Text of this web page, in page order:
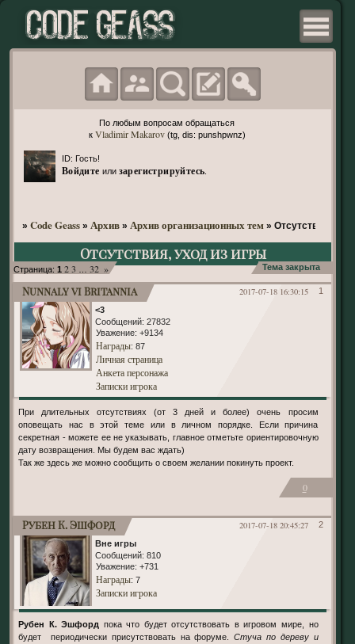
По любым вопросам обращаться
к Vladimir Makarov(tg, dis: punshpwnz)
ID: Гость!
Войдите или зарегистрируйтесь
» Code Geass » Архив » Архив организационных тем » Отсутствия,
Отсутствия, уход из игры
Страница: 1 2 3 32 » Тема закрыта
1
2017-07-18 16:30:15
Nunnaly vi Britannia
<3
Сообщений: 27832
Уважение: +9134
Награды: 87
Личная страница
Анкета персонажа
Записки игрока
При длительных отсутствиях (от 3 дней и более) очень просим
оповещать нас в этой теме или в личном порядке. Если причина
секретная - можете ее не указывать, главное отметьте ориентировочную
дату возвращения. Мы будем вас ждать)
Так же здесь же можно сообщить о своем желании покинуть проект.
0
2
2017-07-18 20:45:27
Рубен К. Эшфорд
Вне игры
Сообщений: 810
Уважение: +731
Награды: 7
Записки игрока
Рубен К. Эшфорд пока что будет отсутствовать в игровом мире, но
будет периодически присутствовать на форуме.
Стуча по дереву и